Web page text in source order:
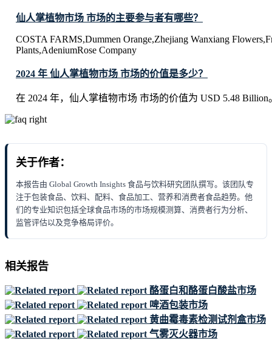
仙人掌植物市场 市场的主要参与者有哪些？
COSTA FARMS,Dummen Orange,Zhejiang Wanxiang
Plants,AdeniumRose Company
2024 年 仙人掌植物市场 市场的价值是多少？
在 2024 年，仙人掌植物市场 市场的价值为 USD 5.48 Billion
关于作者：
本报告由 Global Growth Insights 食品与饮料研究团队撰写。该团队专
注于包装食品、饮料、配料、食品加工、营养和消费者食品趋势。他
们的专业知识包括全球食品市场的市场规模测算、消费者行为分析、
监管评估以及竞争格局评价。
相关报告
酪蛋白和酪蛋白酸盐市场
啤酒包装市场
黄曲霉毒素检测试剂盒市场
气雾灭火器市场